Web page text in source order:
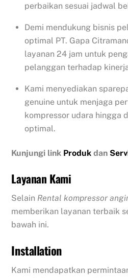
perbaikan sesuai jadwal
Demi mendukung bisnis
optimal PT. Gapa
layanan 24 jam untuk
pelanggan terhadap
Kami menyediakan
genuine untuk menjaga
kompressor udara hingga
optimal.
Kunjungi link Produk dan
Layanan Kami
Selain Rental kompressor
memberikan layanan terbaik
bawah ini.
Installation
Kami mendapatkan